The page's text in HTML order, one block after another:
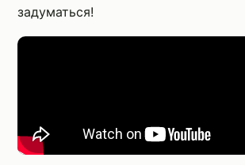
задуматься!